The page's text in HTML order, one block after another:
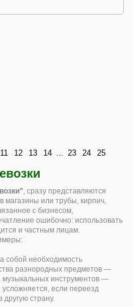
11 12 13 14 ... 23 24 25
, сразу представляются
магазины или трубы, кирпич,
с бизнесом,
ошибочно: использовать
и частным лицам.
собой необходимость
разнородных предметов —
музыкальных инструментов —
если переезд
другую страну.